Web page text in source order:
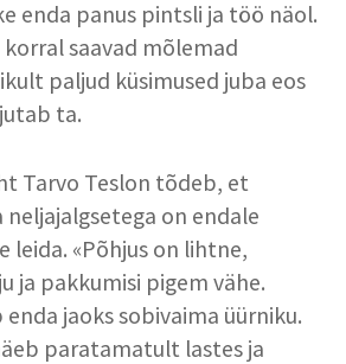
enda panus pintsli ja töö näol.
saavad mõlemad
paljud küsimused juba eos
ta.
Tarvo Teslon tõdeb, et
neljajalgsetega on endale
leida. «Põhjus on lihtne,
ja pakkumisi pigem vähe.
jaoks sobivaima üürniku.
paratamatult lastes ja